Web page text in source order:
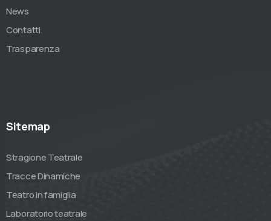
News
Contatti
Trasparenza
Sitemap
Stragione Teatrale
Tracce Dinamiche
Teatro in famiglia
Laboratorio teatrale